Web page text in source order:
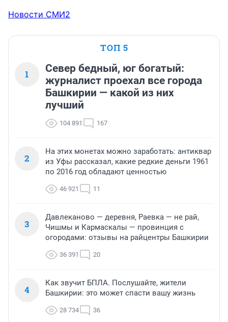
Новости СМИ2
ТОП 5
1
Север бедный, юг богатый:
журналист проехал все города
Башкирии — какой из них
лучший
104 891 167
2
На этих монетах можно заработать: антиквар
из Уфы рассказал, какие редкие деньги 1961
по 2016 год обладают ценностью
46 921 11
3
Давлеканово — деревня, Раевка — не рай,
Чишмы и Кармаскалы — провинция с
огородами: отзывы на райцентры Башкирии
36 391 20
4
Как звучит БПЛА. Послушайте, жители
Башкирии: это может спасти вашу жизнь
28 734 36